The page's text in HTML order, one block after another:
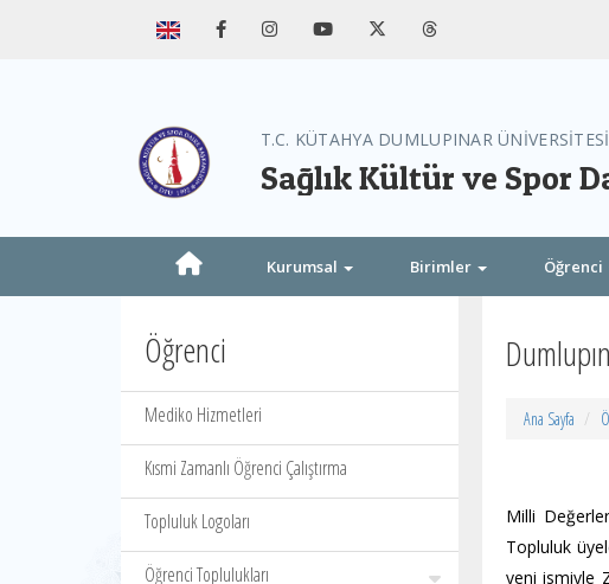
T.C. KÜTAHYA DUMLUPINAR ÜNİVERSİTESİ
Sağlık Kültür ve Spor
Kurumsal Birimler Öğrenci
Öğrenci
Mediko Hizmetleri
Kısmi Zamanlı Öğrenci Çalıştırma
Topluluk Logoları
Öğrenci Toplulukları
Ana Sayfa
Milli
Topluluk
yeni ismiyle